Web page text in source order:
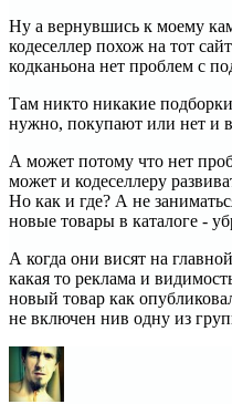
Ну а вернувшись к моему
кодеселлер похож на тот
кодканьона нет проблем с
Там никто никакие
нужно, покупают или нет и
А может потому что нет
может и кодеселлеру
Но как и где? А не
новые товары в каталоге -
А когда они висят на
какая то реклама и
новый товар как
не включен нив одну из